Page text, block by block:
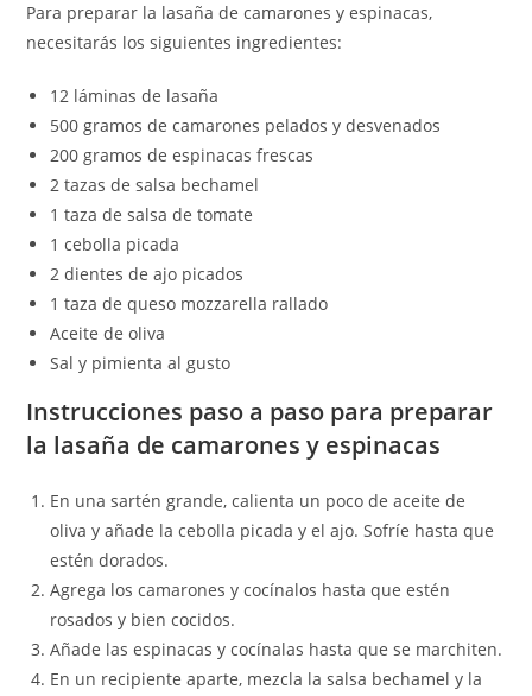
Para preparar la lasaña de camarones y espinacas,
necesitarás los siguientes ingredientes:
12 láminas de lasaña
500 gramos de camarones pelados y desvenados
200 gramos de espinacas frescas
2 tazas de salsa bechamel
1 taza de salsa de tomate
1 cebolla picada
2 dientes de ajo picados
1 taza de queso mozzarella rallado
Aceite de oliva
Sal y pimienta al gusto
Instrucciones paso a paso para preparar
la lasaña de camarones y espinacas
En una sartén grande, calienta un poco de aceite de
oliva y añade la cebolla picada y el ajo. Sofríe hasta que
estén dorados.
Agrega los camarones y cocínalos hasta que estén
rosados y bien cocidos.
Añade las espinacas y cocínalas hasta que se marchiten.
En un recipiente aparte, mezcla la salsa bechamel y la